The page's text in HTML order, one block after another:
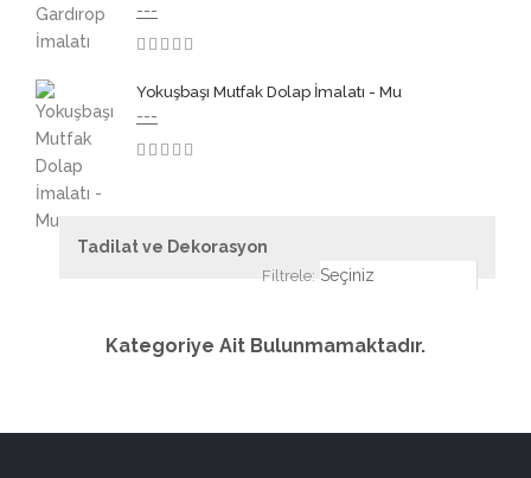
---
Yokuşbaşı Mutfak Dolap İmalatı - Mu
---
Tadilat ve Dekorasyon
Filtrele:
Kategoriye Ait Bulunmamaktadır.